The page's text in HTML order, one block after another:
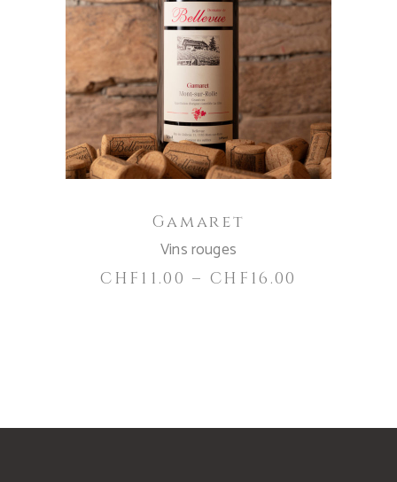
CHOIX DES OPTIONS
Dieses
Produkt
weist
mehrere
Varianten
auf.
Die
Optionen
auf
der
Produktseite
Gamaret
Vins rouges
CHF 11.00 – CHF 16.00